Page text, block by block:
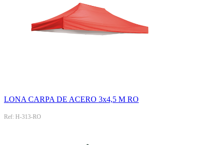
LONA CARPA DE ACERO 3x4,5 M RO
Ref: H-313-RO